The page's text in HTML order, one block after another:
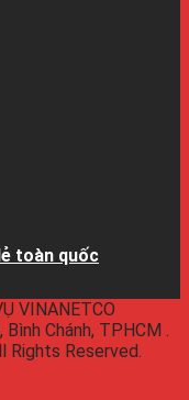
toàn quốc
VINANETCO
Chánh, TPHCM .
Reserved.